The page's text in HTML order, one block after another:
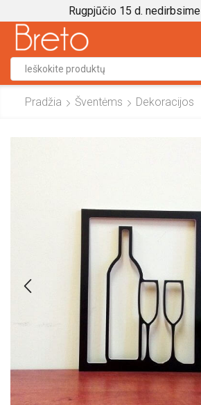
Rugpjūčio 15 d. nedirbsime
input
Pradžia Šventėms Dekoracijos